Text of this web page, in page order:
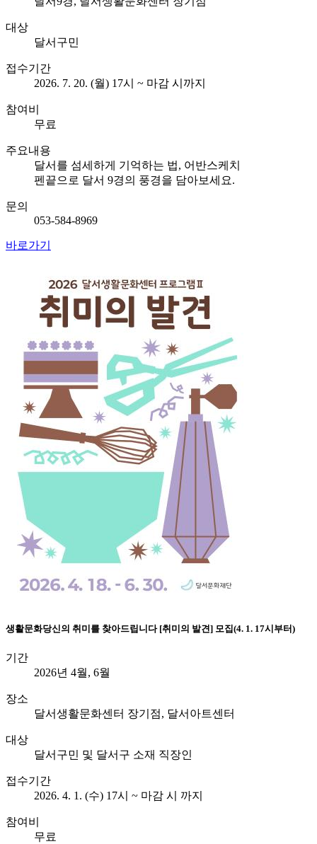
대상
달서구민
접수기간
2026. 7. 20. (월) 17시 ~ 마감 시까지
참여비
무료
주요내용
달서를 섬세하게 기억하는 법, 어반스케치
펜끝으로 달서 9경의 풍경을 담아보세요.
문의
053-584-8969
바로가기
생활문화당신의 취미를 찾아드립니다 [취미의 발견] 모집(4. 1. 17시부터)
기간
2026년 4월, 6월
장소
달서생활문화센터 장기점, 달서아트센터
대상
달서구민 및 달서구 소재 직장인
접수기간
2026. 4. 1. (수) 17시 ~ 마감 시 까지
참여비
무료